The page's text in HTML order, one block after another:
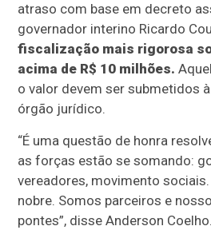
atraso com base em decreto
governador interino Ricardo
fiscalização mais rigorosa
acima de R$ 10 milhões.
o valor devem ser submetidos
órgão jurídico.
“É uma questão de honra
as forças estão se somando:
vereadores, movimento
nobre. Somos parceiros e
pontes”, disse Anderson Coelho.